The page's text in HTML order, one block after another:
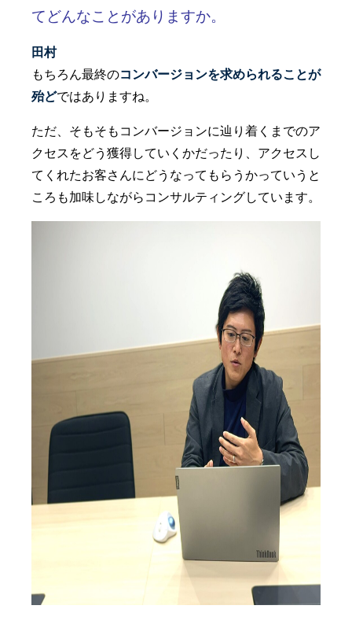
てどんなことがありますか。
田村
もちろん最終のコンバージョンを求められることが
殆どではありますね。
ただ、そもそもコンバージョンに辿り着くまでのア
クセスをどう獲得していくかだったり、アクセスし
てくれたお客さんにどうなってもらうかっていうと
ころも加味しながらコンサルティングしています。